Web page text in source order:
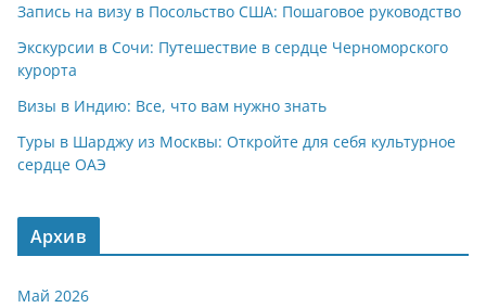
Запись на визу в Посольство США: Пошаговое руководство
Экскурсии в Сочи: Путешествие в сердце Черноморского
курорта
Визы в Индию: Все, что вам нужно знать
Туры в Шарджу из Москвы: Откройте для себя культурное
сердце ОАЭ
Архив
Май 2026